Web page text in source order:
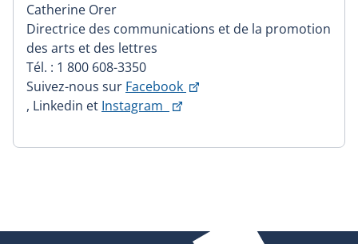
Catherine Orer
Directrice des communications et de la promotion
des arts et des lettres
Tél. : 1 800 608-3350
Suivez-nous sur Facebook
Ce
s'ouvrira
, Linkedin et Instagram
Ce
s'ouvrira